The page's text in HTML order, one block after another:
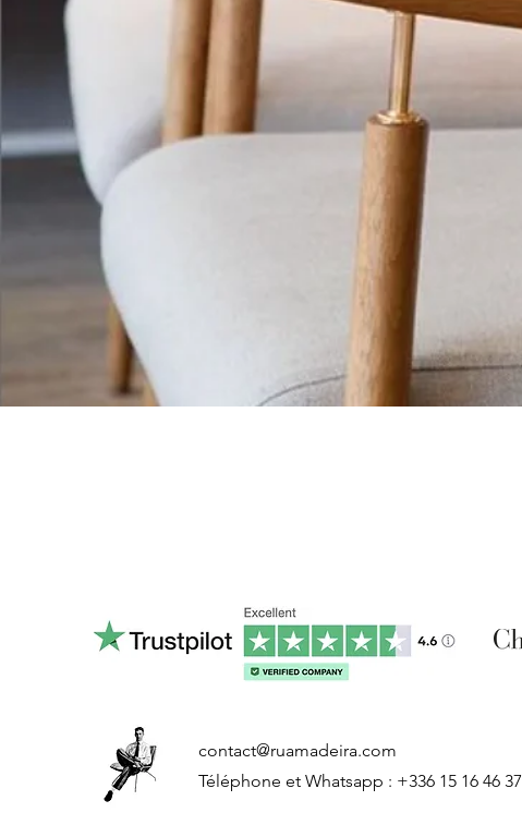
contact@ruamadeira.com
Téléphone et Whatsapp : +336 15 16 46 37